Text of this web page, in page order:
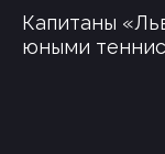
Капитаны
юными